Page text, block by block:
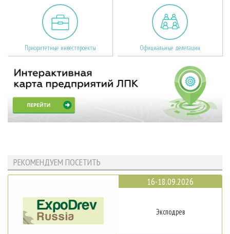
Приоритетные инвестпроекты Официальные делегации
РЕКОМЕНДУЕМ ПОСЕТИТЬ
16-18.09.2026
Эксподрев